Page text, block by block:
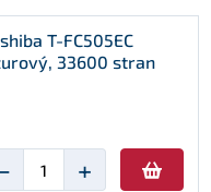
T-FC505EC
33600 stran
+